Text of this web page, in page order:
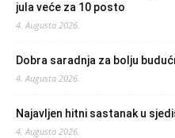
jula veće za 10 posto
4. Augusta 2026.
Dobra saradnja za bolju
4. Augusta 2026.
Najavljen hitni sastanak u
4. Augusta 2026.